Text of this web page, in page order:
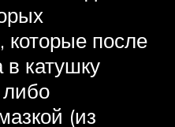
которые после
в катушку
(из